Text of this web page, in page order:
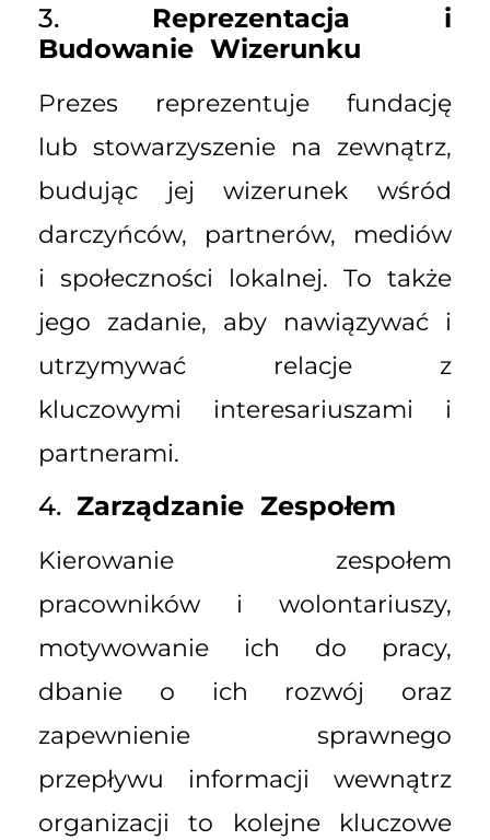
3. Reprezentacja i
Budowanie Wizerunku
Prezes reprezentuje fundację
lub stowarzyszenie na zewnątrz,
budując jej wizerunek wśród
darczyńców, partnerów, mediów
i społeczności lokalnej. To także
jego zadanie, aby nawiązywać i
utrzymywać relacje z
kluczowymi interesariuszami i
partnerami.
4. Zarządzanie Zespołem
Kierowanie zespołem
pracowników i wolontariuszy,
motywowanie ich do pracy,
dbanie o ich rozwój oraz
zapewnienie sprawnego
przepływu informacji wewnątrz
organizacji to kolejne kluczowe